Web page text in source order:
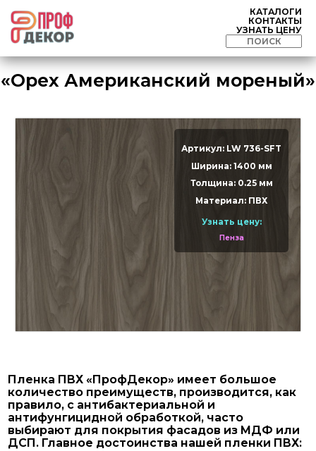
КАТАЛОГИ
КОНТАКТЫ
УЗНАТЬ ЦЕНУ
«Орех Американский мореный»
Артикул: LW 736-SFT
Ширина: 1400 мм
Толщина: 0.25 мм
Материал: ПВХ
Узнать цену:
Пенза
Пленка ПВХ «ПрофДекор» имеет большое
количество преимуществ, производится, как
правило, с антибактериальной и
антифунгицидной обработкой, часто
выбирают для покрытия фасадов из МДФ или
ДСП. Главное достоинства нашей пленки ПВХ: